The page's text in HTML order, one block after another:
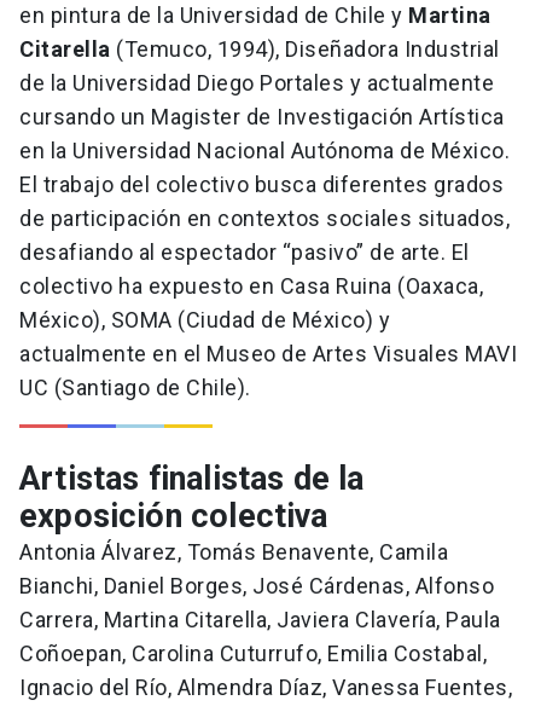
en pintura de la Universidad de Chile y Martina
Citarella (Temuco, 1994), Diseñadora Industrial
de la Universidad Diego Portales y actualmente
cursando un Magister de Investigación Artística
en la Universidad Nacional Autónoma de México.
El trabajo del colectivo busca diferentes grados
de participación en contextos sociales situados,
desafiando al espectador “pasivo” de arte. El
colectivo ha expuesto en Casa Ruina (Oaxaca,
México), SOMA (Ciudad de México) y
actualmente en el Museo de Artes Visuales MAVI
UC (Santiago de Chile).
Artistas finalistas de la
exposición colectiva
Antonia Álvarez, Tomás Benavente, Camila
Bianchi, Daniel Borges, José Cárdenas, Alfonso
Carrera, Martina Citarella, Javiera Clavería, Paula
Coñoepan, Carolina Cuturrufo, Emilia Costabal,
Ignacio del Río, Almendra Díaz, Vanessa Fuentes,